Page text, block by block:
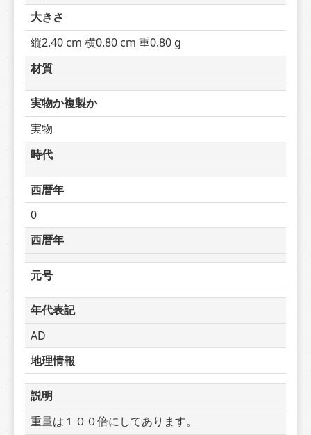
大きさ
縦2.40 cm 横0.80 cm 重0.80 g
材質
実物か複製か
実物
時代
西暦年
0
西暦年
元号
年代表記
AD
地理情報
説明
重量は１００倍にしてあります。